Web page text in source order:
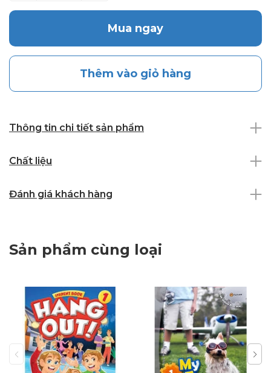
Mua ngay
Thêm vào giỏ hàng
Thông tin chi tiết sản phẩm
Chất liệu
Đánh giá khách hàng
Sản phẩm cùng loại